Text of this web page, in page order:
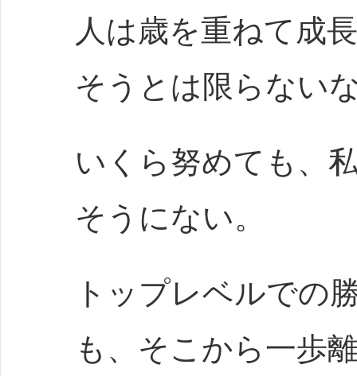
人は歳を重ねて成
そうとは限らない
いくら努めても、
そうにない。
トップレベルでの
も、そこから一歩